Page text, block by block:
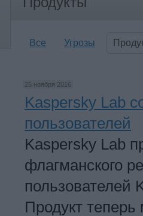
Все Угрозы
25 ноября 2016
Kaspersky Lab
пользователей
Kaspersky Lab
флагманского
пользователей
Продукт